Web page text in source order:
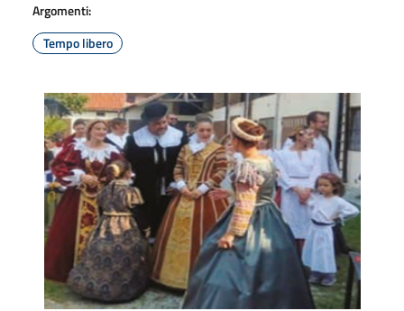
Argomenti:
Tempo libero